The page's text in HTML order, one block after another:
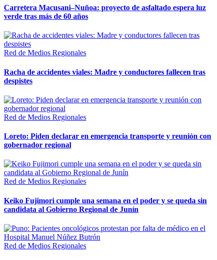
Carretera Macusani–Nuñoa: proyecto de asfaltado espera luz
verde tras más de 60 años
Red de Medios Regionales
Racha de accidentes viales: Madre y conductores fallecen tras
despistes
Red de Medios Regionales
Loreto: Piden declarar en emergencia transporte y reunión con
gobernador regional
Red de Medios Regionales
Keiko Fujimori cumple una semana en el poder y se queda sin
candidata al Gobierno Regional de Junín
Red de Medios Regionales